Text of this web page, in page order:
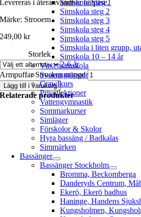
Simskola Steg 1
Simskola steg 2
Simskola steg 3
Simskola steg 4
Simskola steg 5
Simskola i liten grupp,
Simskola 10 – 14 år
Vuxensimskola
Syskongrupper
Crawlkurs
Privatlektioner
Vattengymnastik
Sommarkurser
Simläger
Förskolor & Skolor
Hyra bassäng / Badkalas
Simmärken
Bassänger
Bassänger Stockholm
Bromma, Beckomberga
Danderyds Centrum,
Ekerö, Ekerö badhus
Haninge, Handens
Kungsholmen,
Levereras i återanvändbar nätpåse.
Märke: Strooem
249,00kr
Storlek
2-6 år
Armpuffar Strooem mängd
Lägg till i varukorg
Relaterade produkter